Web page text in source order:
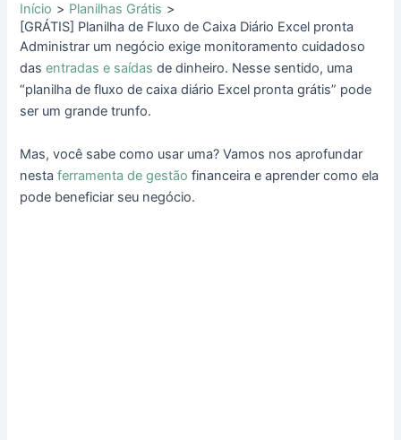
Início
Planilhas Grátis
[GRÁTIS] Planilha de Fluxo de Caixa Diário Excel pronta
Administrar um negócio exige monitoramento cuidadoso
dasentradas e saídas de dinheiro. Nesse sentido, uma
“planilha de fluxo de caixa diário Excel pronta grátis” pode
ser um grande trunfo.
Mas, você sabe como usar uma? Vamos nos aprofundar
nestaferramenta de gestão financeira e aprender como ela
pode beneficiar seu negócio.